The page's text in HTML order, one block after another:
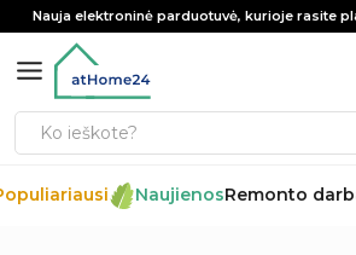
Nauja elektroninė parduotuvė, kurioje rasite
NaujienosRemonto